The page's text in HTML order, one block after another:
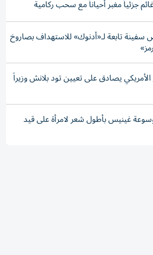
جزئياً مغبر أحياناً مع سحب ركامية
سفينة تابعة لـ«أدنوك» للاستهداف بصاروخ
يصادق على تعيين تود بلانش وزيراً
غينيس بأطول شعر لامرأة على قيد